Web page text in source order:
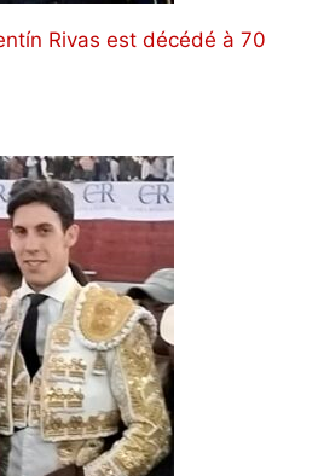
Rivas est décédé à 70